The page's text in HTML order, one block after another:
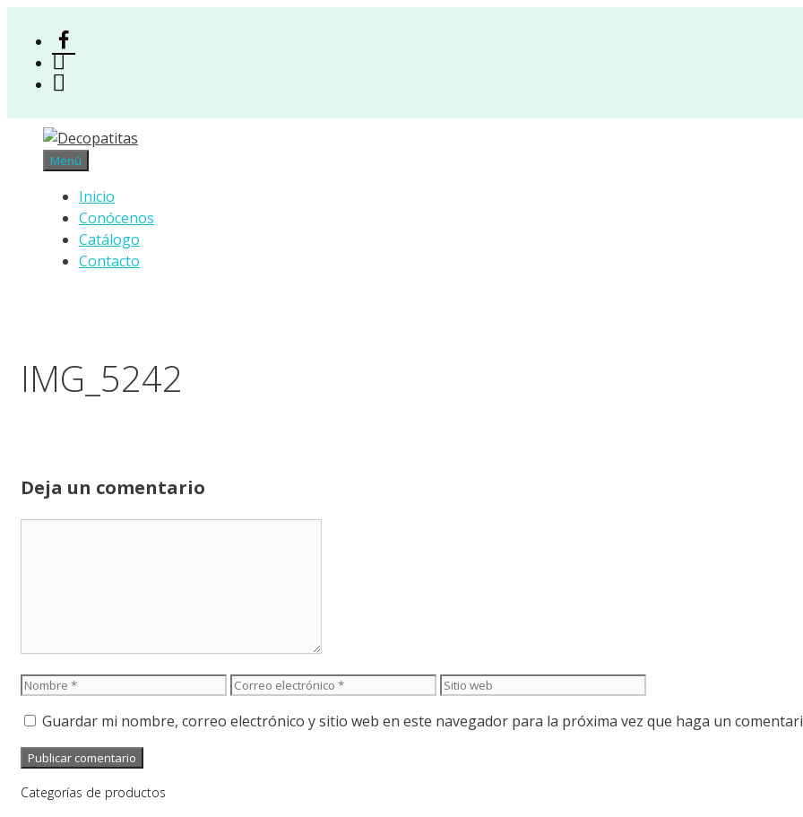
contenido
Menú
Inicio
Conócenos
Catálogo
Contacto
IMG_5242
Deja un comentario
Nombre
Correo
Sitio
Guardar mi nombre, correo electrónico y sitio web en este navegador para la próxima vez que haga un
Categorías de productos